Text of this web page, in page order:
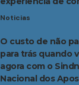
Noticias
O custo de não
para trás quando
agora com o
Nacional dos